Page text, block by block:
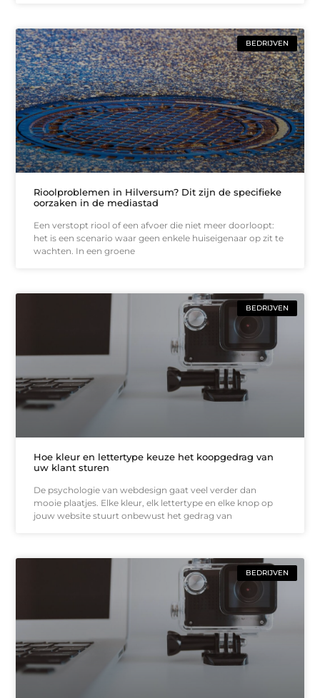
BEDRIJVEN
Rioolproblemen in Hilversum? Dit zijn de specifieke
oorzaken in de mediastad
Een verstopt riool of een afvoer die niet meer doorloopt:
het is een scenario waar geen enkele huiseigenaar op zit te
wachten. In een groene
BEDRIJVEN
Hoe kleur en lettertype keuze het koopgedrag van
uw klant sturen
De psychologie van webdesign gaat veel verder dan
mooie plaatjes. Elke kleur, elk lettertype en elke knop op
jouw website stuurt onbewust het gedrag van
BEDRIJVEN